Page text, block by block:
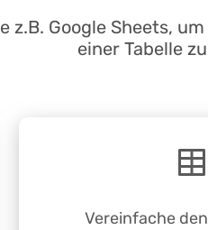
z.B. Google Sheets,
einer Tabelle
Vereinfache